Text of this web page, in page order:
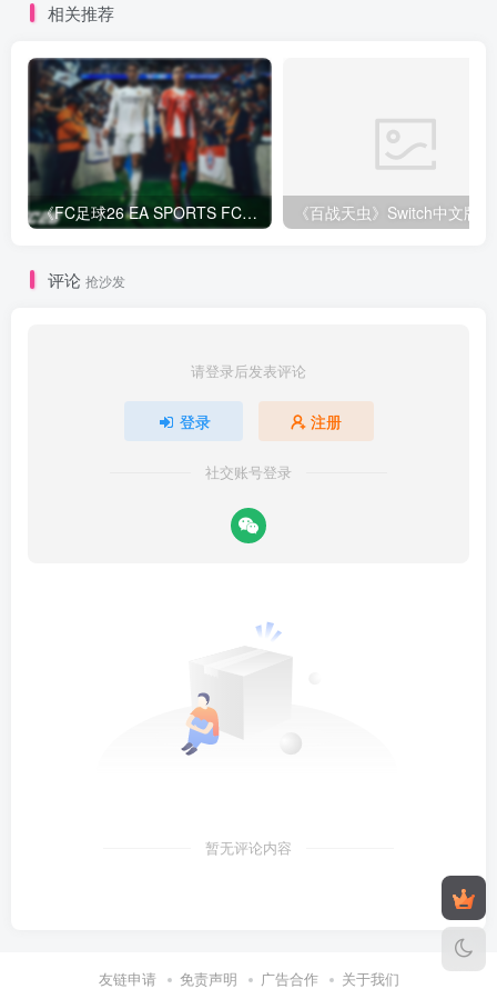
相关推荐
《FC足球26 EA SPORTS FC 26》Switch中文版下载+1.82.4264补丁+1DLC
评论 抢沙发
请登录后发表评论
登录 注册
社交账号登录
暂无评论内容
友链申请 免责声明 广告合作 关于我们